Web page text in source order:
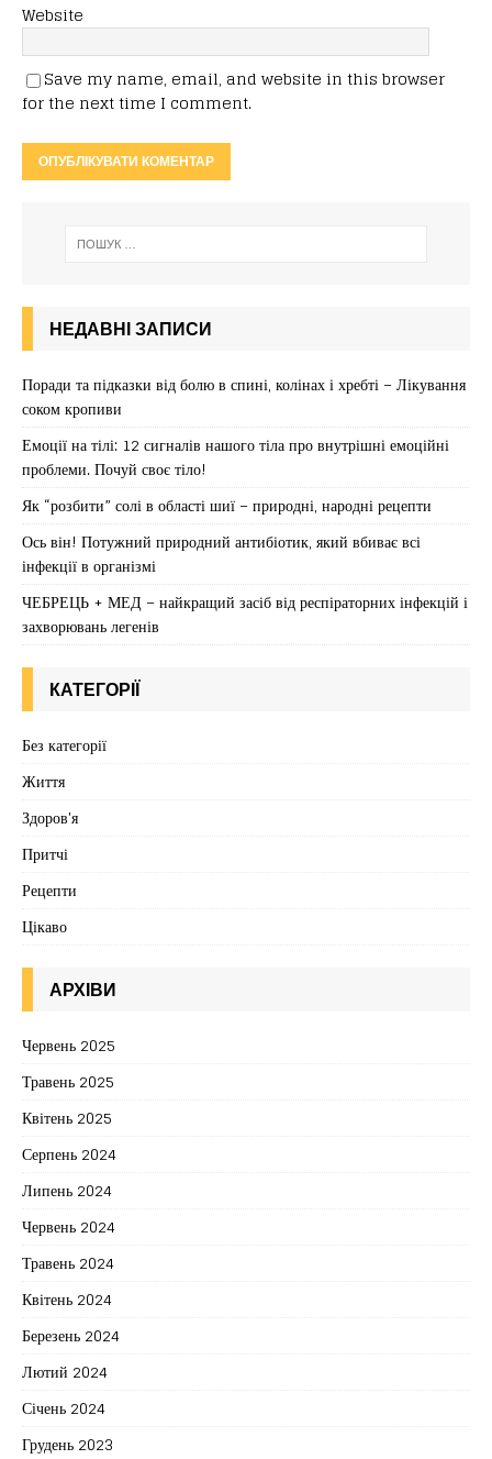
Website
Save my name, email, and website in this browser
for the next time I comment.
НЕДАВНІ ЗАПИСИ
Поради та підказки від болю в спині, колінах і хребті – Лікування
соком кропиви
Емоції на тілі: 12 сигналів нашого тіла про внутрішні емоційні
проблеми. Почуй своє тіло!
Як “розбити” солі в області шиї – природні, народні рецепти
Ось він! Потужний природний антибіотик, який вбиває всі
інфекції в організмі
ЧЕБРЕЦЬ + МЕД – найкращий засіб від респіраторних інфекцій і
захворювань легенів
КАТЕГОРІЇ
Без категорії
Життя
Здоров'я
Притчі
Рецепти
Цікаво
АРХІВИ
Червень 2025
Травень 2025
Квітень 2025
Серпень 2024
Липень 2024
Червень 2024
Травень 2024
Квітень 2024
Березень 2024
Лютий 2024
Січень 2024
Грудень 2023